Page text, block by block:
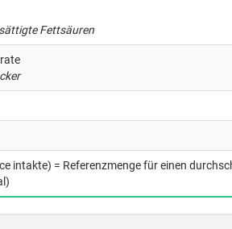
Fettsäuren
intakte) = Referenzmenge für einen